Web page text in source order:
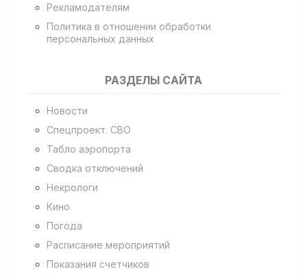
Рекламодателям
Политика в отношении обработки
персональных данных
РАЗДЕЛЫ САЙТА
Новости
Спецпроект. СВО
Табло аэропорта
Сводка отключений
Некрологи
Кино
Погода
Расписание мероприятий
Показания счетчиков